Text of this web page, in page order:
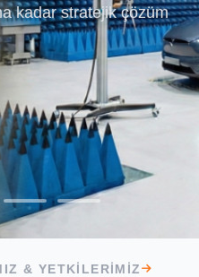
kadar stratejik çözüm
ve Ar-Ge
için
& YETKILERIMIZ